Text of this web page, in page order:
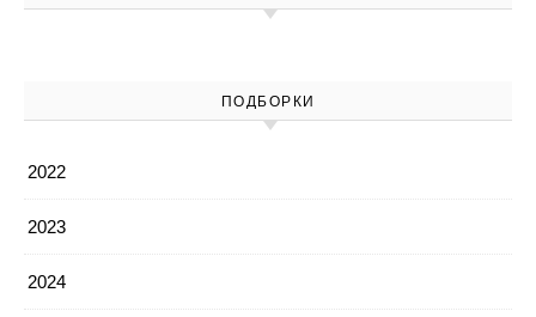
ПОДБОРКИ
2022
2023
2024